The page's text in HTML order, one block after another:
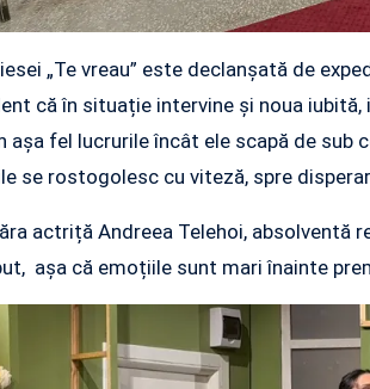
„Te vreau” este declanșată de
că în situație intervine și noua
așa fel lucrurile încât ele scapă de sub
se rostogolesc cu viteză, spre
actriță Andreea Telehoi, absolventă
așa că emoțiile sunt mari înainte